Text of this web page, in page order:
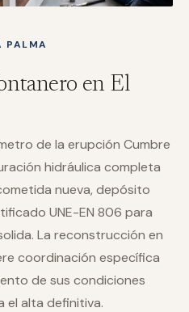
PALMA
en El
de la erupción Cumbre
hidráulica completa
nueva, depósito
UNE-EN 806 para
La reconstrucción en
coordinación específica
de sus condiciones
el alta definitiva.